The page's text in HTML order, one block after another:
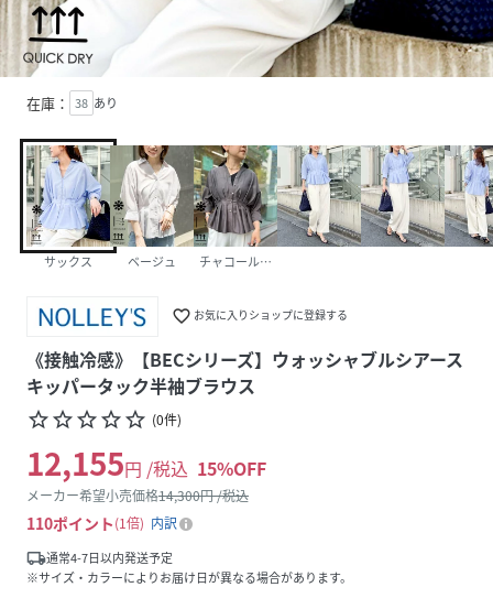
在庫： 38 あり
サックス ベージュ チャコールグレー
favorite_border お気に入りショップに登録する
《接触冷感》【BECシリーズ】ウォッシャブルシアース
キッパータック半袖ブラウス
star_borderstar_borderstar_borderstar_borderstar_border (0件)
12,155円 /税込 15%OFF
メーカー希望小売価格14,300円 /税込
110ポイント 1倍
内訳
local_shipping通常4-7日以内発送予定
※サイズ・カラーによりお届け日が異なる場合があります。